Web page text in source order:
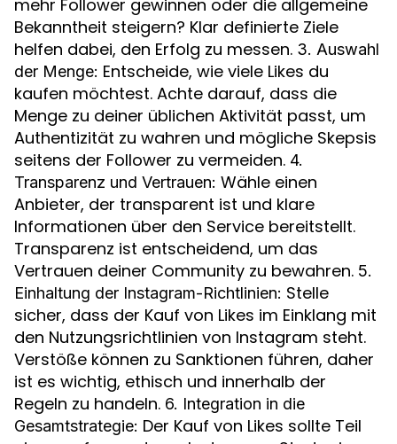
mehr Follower gewinnen oder die allgemeine
Bekanntheit steigern? Klar definierte Ziele
helfen dabei, den Erfolg zu messen. 3. Auswahl
der Menge: Entscheide, wie viele Likes du
kaufen möchtest. Achte darauf, dass die
Menge zu deiner üblichen Aktivität passt, um
Authentizität zu wahren und mögliche Skepsis
seitens der Follower zu vermeiden. 4.
Transparenz und Vertrauen: Wähle einen
Anbieter, der transparent ist und klare
Informationen über den Service bereitstellt.
Transparenz ist entscheidend, um das
Vertrauen deiner Community zu bewahren. 5.
Einhaltung der Instagram-Richtlinien: Stelle
sicher, dass der Kauf von Likes im Einklang mit
den Nutzungsrichtlinien von Instagram steht.
Verstöße können zu Sanktionen führen, daher
ist es wichtig, ethisch und innerhalb der
Regeln zu handeln. 6. Integration in die
Gesamtstrategie: Der Kauf von Likes sollte Teil